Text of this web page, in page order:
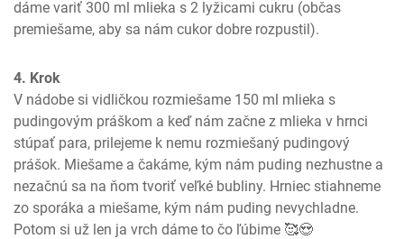
dáme variť 300 ml mlieka s 2 lyžicami cukru (občas
premiešame, aby sa nám cukor dobre rozpustil).
4. Krok
V nádobe si vidličkou rozmiešame 150 ml mlieka s
pudingovým práškom a keď nám začne z mlieka v hrnci
stúpať para, prilejeme k nemu rozmiešaný pudingový
prášok. Miešame a čakáme, kým nám puding nezhustne a
nezačnú sa na ňom tvoriť veľké bubliny. Hrniec stiahneme
zo sporáka a miešame, kým nám puding nevychladne.
Potom si už len ja vrch dáme to čo ľúbime 🥰😍